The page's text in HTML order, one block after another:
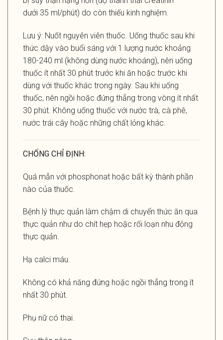
dưới 35 ml/phút) do còn thiếu kinh nghiệm.
Lưu ý: Nuốt nguyên viên thuốc. Uống thuốc sau khi
thức dậy vào buổi sáng với 1 lượng nước khoảng
180-240 ml (không dùng nước khoáng), nên uống
thuốc ít nhất 30 phút trước khi ăn hoặc trước khi
dùng với thuốc khác trong ngày. Sau khi uống
thuốc, nên ngồi hoặc đứng thẳng trong vòng ít nhất
30 phút. Không uống thuốc với nước trà, cà phê,
nước trái cây hoặc những chất lỏng khác.
CHỐNG CHỈ ĐỊNH:
Quá mẫn với phosphonat hoặc bất kỳ thành phần
nào của thuốc.
Bệnh lý thực quản làm chậm di chuyển thức ăn qua
thực quản như do chít hẹp hoặc rối loạn nhu động
thực quản.
Hạ calci máu.
Không có khả năng đứng hoặc ngồi thẳng trong ít
nhất 30 phút.
Phụ nữ có thai.